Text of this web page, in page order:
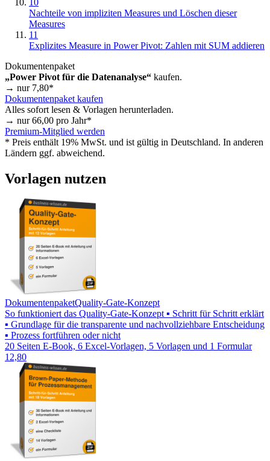
Nachteile von impliziten Measures und Löschen dieser
Measures
11
Explizites Measure in Power Pivot: Zahlen mit SUM addieren
Dokumentenpaket
„Power Pivot für die Datenanalyse“ kaufen.
→ nur 7,80*
Dokumentenpaket kaufen
Alles sofort lesen & Vorlagen herunterladen.
→ nur66,00 pro Jahr*
Premium-Mitglied werden
* Preis enthält 19% MwSt. und ist gültig in Deutschland. In anderen
Ländern ggf. abweichend.
Vorlagen nutzen
DokumentenpaketQuality-Gate-Konzept
So funktioniert das Quality-Gate-Konzept ▪ Schritt für Schritt erklärt
▪ Grundlage für die transparente und nachvollziehbare Entscheidung
▪ Prozess fortführen oder nicht
20 Seiten E-Book, 6 Excel-Vorlagen, 5 Vorlagen und 1 Formular
12,80